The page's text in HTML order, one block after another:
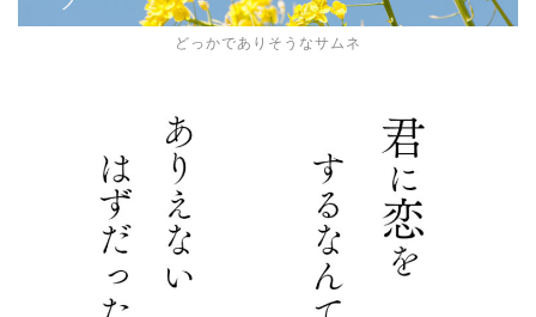
どっかでありそうなサムネ